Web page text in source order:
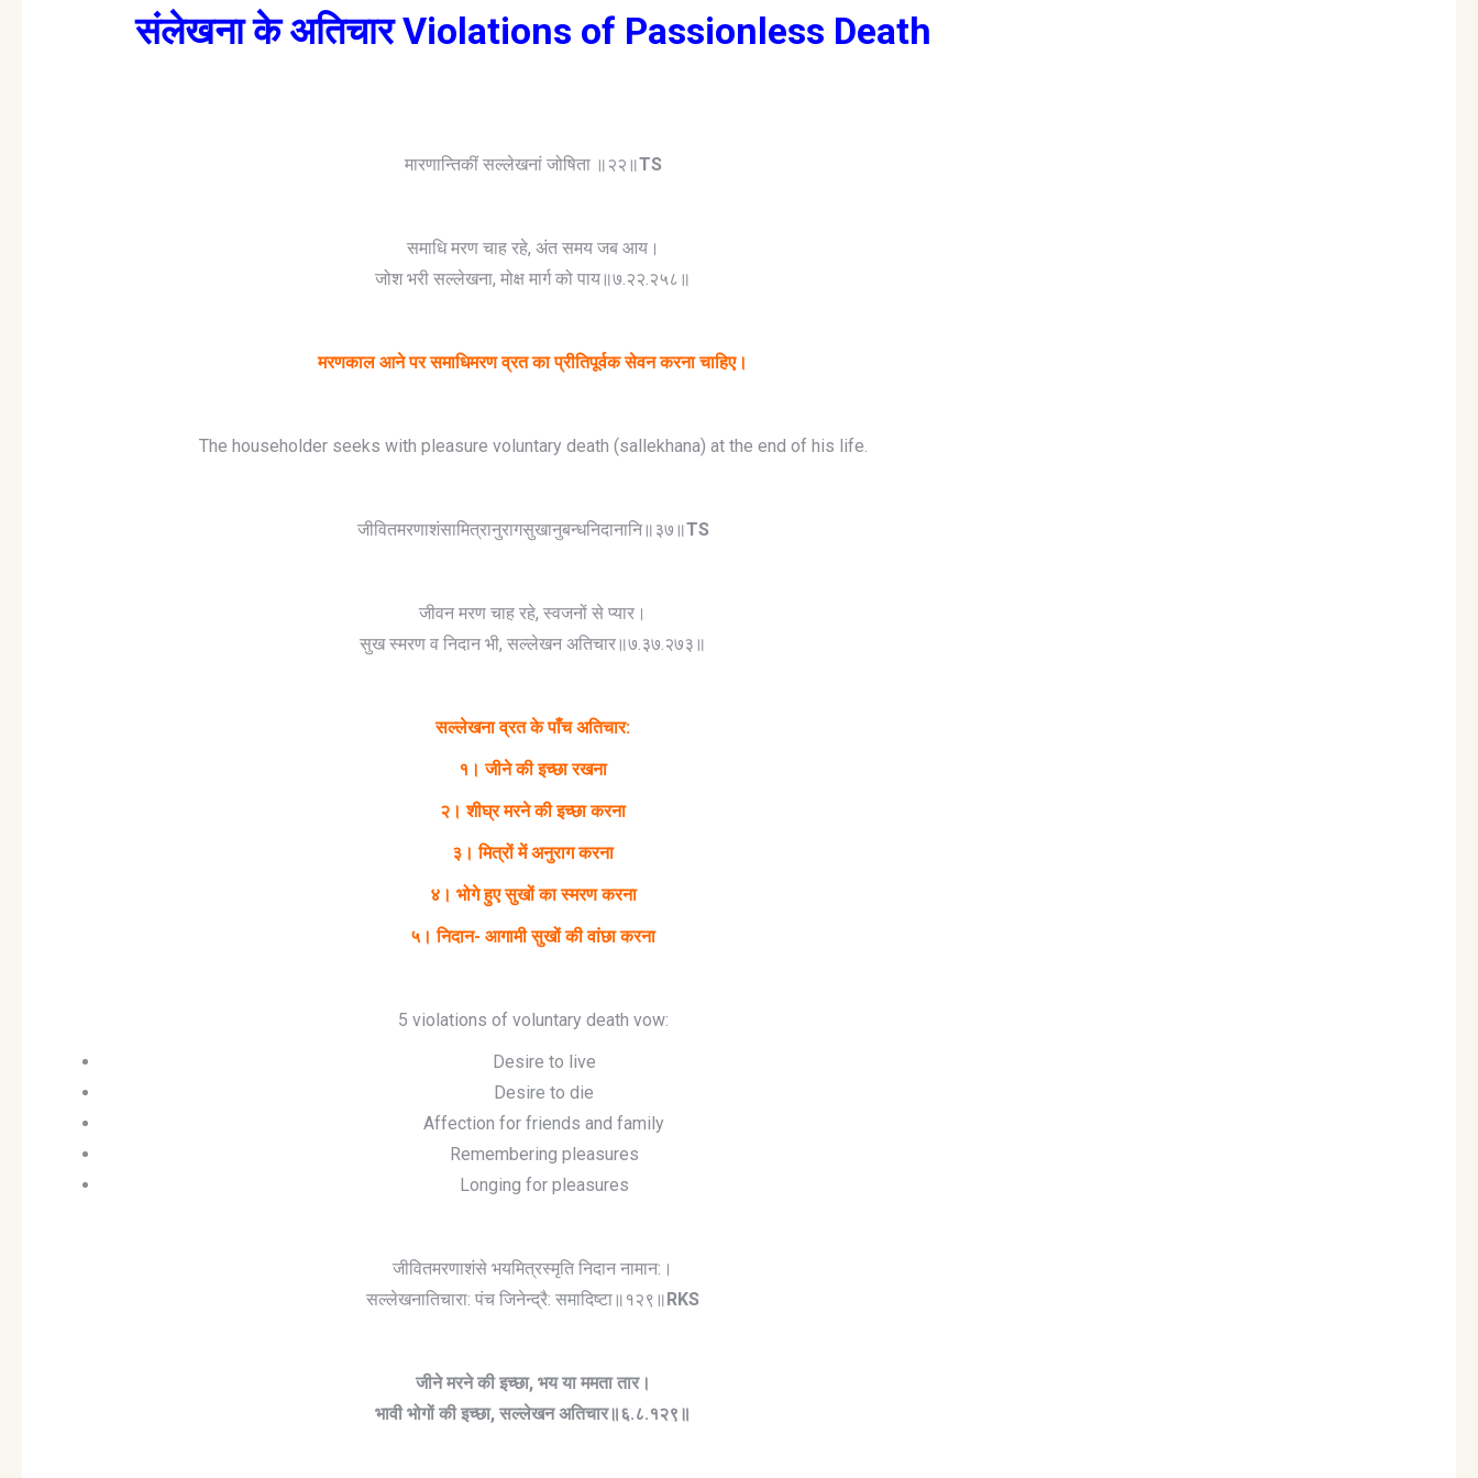
संलेखना के अतिचार Violations of Passionless Death
मारणान्तिकीं सल्लेखनां जोषिता ॥२२॥TS
समाधि मरण चाह रहे, अंत समय जब आय।
जोश भरी सल्लेखना, मोक्ष मार्ग को पाय॥७.२२.२५८॥
मरणकाल आने पर समाधिमरण व्रत का प्रीतिपूर्वक सेवन करना चाहिए।
The householder seeks with pleasure voluntary death (sallekhana) at the end of his life.
जीवितमरणाशंसामित्रानुरागसुखानुबन्धनिदानानि॥३७॥TS
जीवन मरण चाह रहे, स्वजनों से प्यार।
सुख स्मरण व निदान भी, सल्लेखन अतिचार॥७.३७.२७३॥
सल्लेखना व्रत के पाँच अतिचार:
१। जीने की इच्छा रखना
२। शीघ्र मरने की इच्छा करना
३। मित्रों में अनुराग करना
४। भोगे हुए सुखों का स्मरण करना
५। निदान- आगामी सुखों की वांछा करना
5 violations of voluntary death vow:
Desire to live
Desire to die
Affection for friends and family
Remembering pleasures
Longing for pleasures
जीवितमरणाशंसे भयमित्रस्मृति निदान नामान:।
सल्लेखनातिचारा: पंच जिनेन्द्रै: समादिष्टा॥१२९॥RKS
जीने मरने की इच्छा, भय या ममता तार।
भावी भोगों की इच्छा, सल्लेखन अतिचार॥६.८.१२९॥